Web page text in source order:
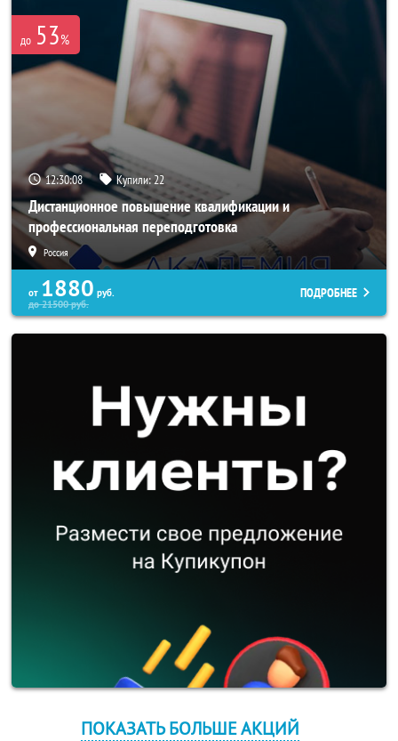
до 53%
12:30:05 Купили:22
Дистанционное повышение квалификации и
профессиональная переподготовка
Россия
от 1880 руб.
до21500руб.
ПОДРОБНЕЕ
ПОКАЗАТЬ БОЛЬШЕ АКЦИЙ